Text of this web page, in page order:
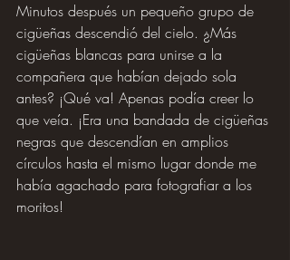
Minutos después un pequeño grupo de
cigüeñas descendió del cielo. ¿Más
cigüeñas blancas para unirse a la
compañera que habían dejado sola
antes? ¡Qué va! Apenas podía creer lo
que veía. ¡Era una bandada de cigüeñas
negras que descendían en amplios
círculos hasta el mismo lugar donde me
había agachado para fotografiar a los
moritos!